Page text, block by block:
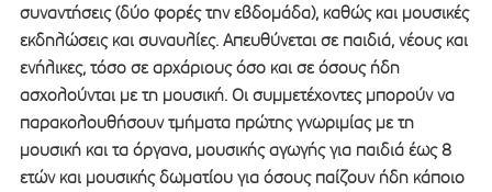
συναντήσεις (δύο φορές την εβδομάδα), καθώς και μουσικές
εκδηλώσεις και συναυλίες. Απευθύνεται σε παιδιά, νέους και
ενήλικες, τόσο σε αρχάριους όσο και σε όσους ήδη
ασχολούνται με τη μουσική. Οι συμμετέχοντες μπορούν να
παρακολουθήσουν τμήματα πρώτης γνωριμίας με τη
μουσική και τα όργανα, μουσικής αγωγής για παιδιά έως 8
ετών και μουσικής δωματίου για όσους παίζουν ήδη κάποιο